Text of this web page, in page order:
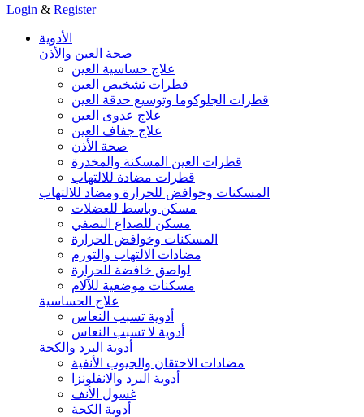
Login & Register
الأدوية
صحة العين والأذن
علاج حساسية العين
قطرات تشخيص العين
قطرات الجلوكوما وتوسيع حدقة العين
علاج عدوى العين
علاج جفاف العين
صحة الأذن
قطرات العين المسكنة والمخدرة
قطرات مضادة للالتهاب
المسكنات وخوافض للحرارة ومضاد للالتهاب
مسكن وباسط للعضلات
مسكن للصداع النصفي
المسكنات وخوافض الحرارة
مضادات الالتهاب والتورم
لواصق خافضة للحرارة
مسكنات موضعية للآلام
علاج الحساسية
أدوية تسبب النعاس
أدوية لا تسبب النعاس
أدوية البرد والكحة
مضادات الاحتقان والجيوب الأنفية
أدوية البرد والانفلونزا
غسول الأنف
أدوية الكحة